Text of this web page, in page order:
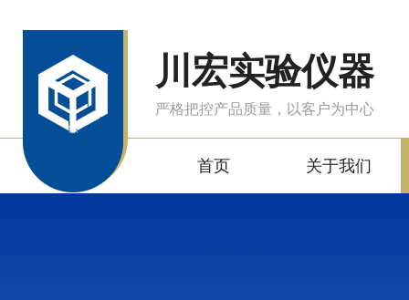
川宏实验仪器
严格把控产品质量，以客户为中心
首页 关于我们